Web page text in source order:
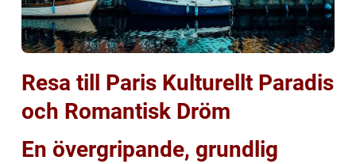
Resa till Paris Kulturellt Paradis
och Romantisk Dröm
En övergripande, grundlig